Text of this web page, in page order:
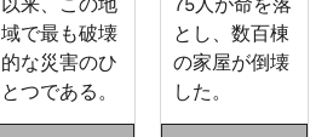
域で最も破壊
的な災害のひ
とつである。
とし、数百棟
の家屋が倒壊
した。